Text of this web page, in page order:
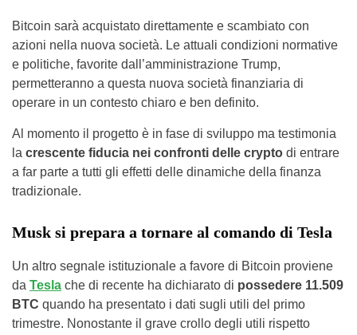
Bitcoin sarà acquistato direttamente e scambiato con
azioni nella nuova società. Le attuali condizioni normative
e politiche, favorite dall’amministrazione Trump,
permetteranno a questa nuova società finanziaria di
operare in un contesto chiaro e ben definito.
Al momento il progetto è in fase di sviluppo ma testimonia
la crescente fiducia nei confronti delle crypto di entrare
a far parte a tutti gli effetti delle dinamiche della finanza
tradizionale.
Musk si prepara a tornare al comando di Tesla
Un altro segnale istituzionale a favore di Bitcoin proviene
da Tesla che di recente ha dichiarato di possedere 11.509
BTC quando ha presentato i dati sugli utili del primo
trimestre. Nonostante il grave crollo degli utili rispetto